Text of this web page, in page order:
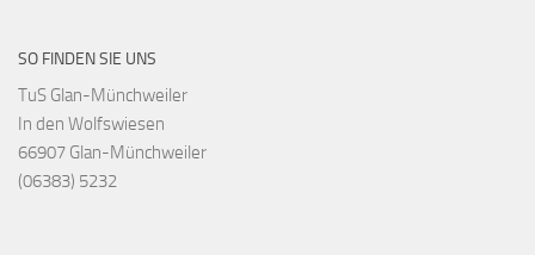
SO FINDEN SIE UNS
TuS Glan-Münchweiler
In den Wolfswiesen
66907 Glan-Münchweiler
(06383) 5232